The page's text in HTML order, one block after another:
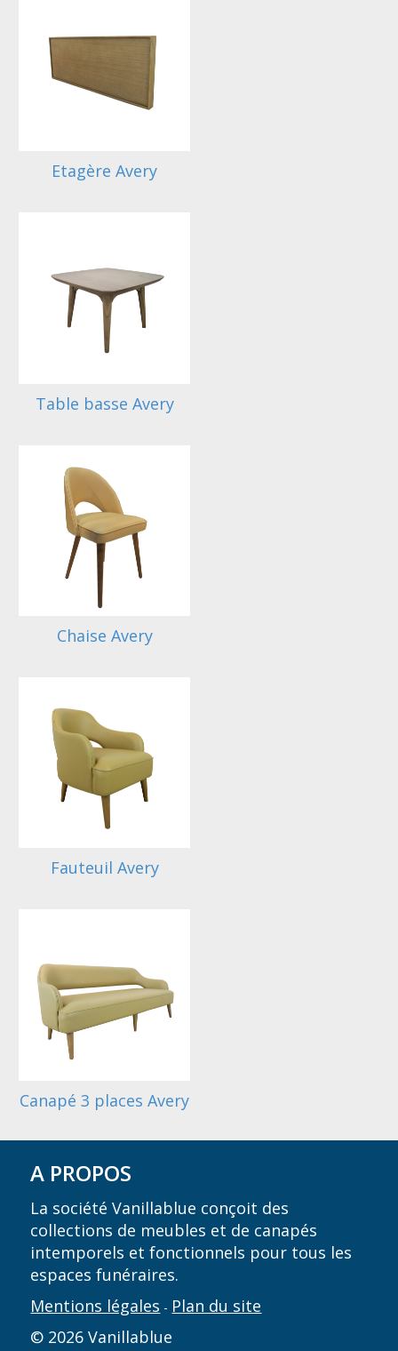
Etagère Avery
Table basse Avery
Chaise Avery
Fauteuil Avery
Canapé 3 places Avery
A PROPOS
La société Vanillablue conçoit des
collections de meubles et de canapés
intemporels et fonctionnels pour tous les
espaces funéraires.
Mentions légales - Plan du site
© 2026 Vanillablue